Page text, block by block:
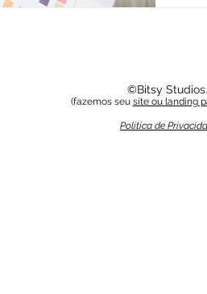
©Bitsy Studios.
(fazemos seu site ou landing
Política de